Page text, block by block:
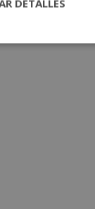
DETALLES